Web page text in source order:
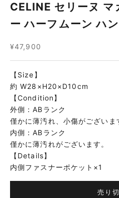
CELINE セリーヌ
ー ハーフムーン ハ
セール価格
¥47,900
【Size】
約 W28×H20×D10cm
【Condition】
外側：ABランク
僅かに薄汚れ、小傷がございま
内側：ABランク
僅かに薄汚れがございます。
【Details】
内側ファスナーポケット×1
売り